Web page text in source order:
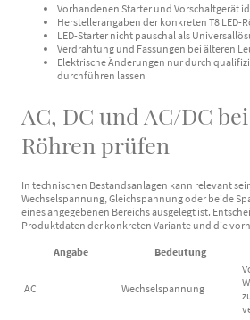
Vorhandenen Starter und Vorschaltgerät
Herstellerangaben der konkreten T8 LED-
LED-Starter nicht pauschal als
Verdrahtung und Fassungen bei älteren
Elektrische Änderungen nur durch
durchführen lassen
AC, DC und AC/DC
Röhren prüfen
In technischen Bestandsanlagen kann relevant
Wechselspannung, Gleichspannung oder beide
eines angegebenen Bereichs ausgelegt ist.
Produktdaten der konkreten Variante und die
Angabe Bedeutung
AC Wechselspannung